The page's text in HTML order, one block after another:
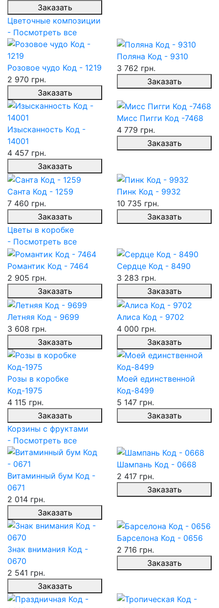
Заказать
Цветочные композиции
- Посмотреть все
Розовое чудо Код - 1219
2 970 грн.
Заказать
Поляна Код - 9310
3 762 грн.
Заказать
Изысканность Код -
14001
4 457 грн.
Заказать
Мисс Пигги Код -7468
4 779 грн.
Заказать
Санта Код - 1259
7 460 грн.
Заказать
Пинк Код - 9932
10 735 грн.
Заказать
Цветы в коробке
- Посмотреть все
Романтик Код - 7464
2 905 грн.
Заказать
Сердце Код - 8490
3 283 грн.
Заказать
Летняя Код - 9699
3 608 грн.
Заказать
Алиса Код - 9702
4 000 грн.
Заказать
Розы в коробке
Код-1975
4 115 грн.
Заказать
Моей единственной
Код-8499
5 147 грн.
Заказать
Корзины с фруктами
- Посмотреть все
Витаминный бум Код -
0671
2 014 грн.
Заказать
Шампань Код - 0668
2 417 грн.
Заказать
Знак внимания Код -
0670
2 541 грн.
Заказать
Барселона Код - 0656
2 716 грн.
Заказать